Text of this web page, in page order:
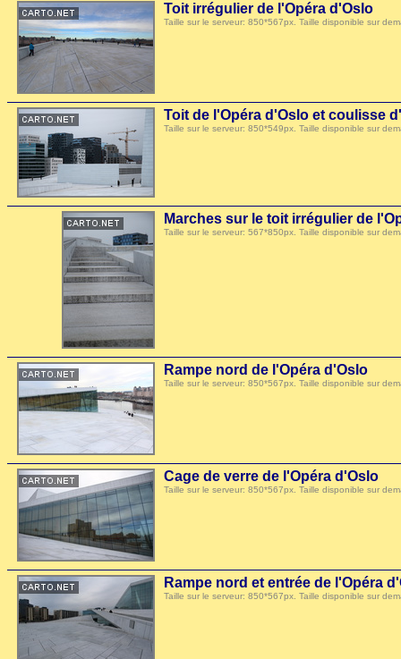
Toit irrégulier de l'Opéra d'Oslo
Taille sur le serveur: 850*567px. Taille disponible sur
Toit de l'Opéra d'Oslo et coulisse
Taille sur le serveur: 850*549px. Taille disponible sur
Marches sur le toit irrégulier de
Taille sur le serveur: 567*850px. Taille disponible sur
Rampe nord de l'Opéra d'Oslo
Taille sur le serveur: 850*567px. Taille disponible sur
Cage de verre de l'Opéra d'Oslo
Taille sur le serveur: 850*567px. Taille disponible sur
Rampe nord et entrée de l'Opéra
Taille sur le serveur: 850*567px. Taille disponible sur